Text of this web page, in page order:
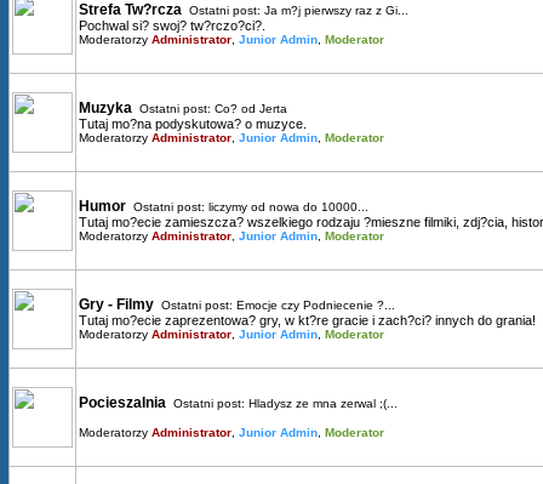
Strefa Tw?rcza Ostatni post: Ja m?j pierwszy raz z Gi...
Pochwal si? swoj? tw?rczo?ci?.
Moderatorzy Administrator Junior Admin Moderator
Muzyka Ostatni post: Co? od Jerta
Tutaj mo?na podyskutowa? o muzyce.
Moderatorzy Administrator Junior Admin Moderator
Humor Ostatni post: liczymy od nowa do 10000...
Tutaj mo?ecie zamieszcza? wszelkiego rodzaju ?mieszne filmiki, zdj?cia,
Moderatorzy Administrator Junior Admin Moderator
Gry - Filmy Ostatni post: Emocje czy Podniecenie ?...
Tutaj mo?ecie zaprezentowa? gry, w kt?re gracie i zach?ci? innych do grania!
Moderatorzy Administrator Junior Admin Moderator
Pocieszalnia Ostatni post: Hladysz ze mna zerwal ;(...
Moderatorzy Administrator Junior Admin Moderator